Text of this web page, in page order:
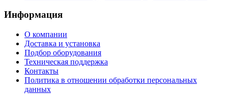
Информация
О компании
Доставка и установка
Подбор оборудования
Техническая поддержка
Контакты
Политика в отношении обработки персональных
данных